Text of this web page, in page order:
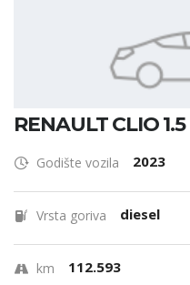
RENAULT CLIO
Godište vozila 2023
Vrsta goriva diesel
km 112.593